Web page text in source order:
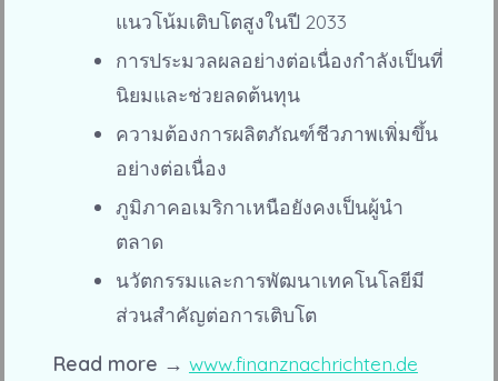
แนวโน้มเติบโตสูงในปี 2033
การประมวลผลอย่างต่อเนื่องกำลังเป็นที่
นิยมและช่วยลดต้นทุน
ความต้องการผลิตภัณฑ์ชีวภาพเพิ่มขึ้น
อย่างต่อเนื่อง
ภูมิภาคอเมริกาเหนือยังคงเป็นผู้นำ
ตลาด
นวัตกรรมและการพัฒนาเทคโนโลยีมี
ส่วนสำคัญต่อการเติบโต
Read more → www.finanznachrichten.de